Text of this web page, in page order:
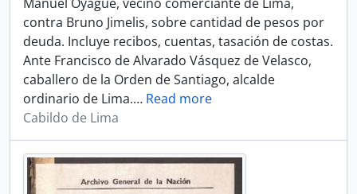
contra Bruno Jimelis, sobre cantidad de pesos por
deuda. Incluye recibos, cuentas, tasación de costas.
Ante Francisco de Alvarado Vásquez de Velasco,
caballero de la Orden de Santiago, alcalde
ordinario de Lima.… Read more
Cabildo de Lima